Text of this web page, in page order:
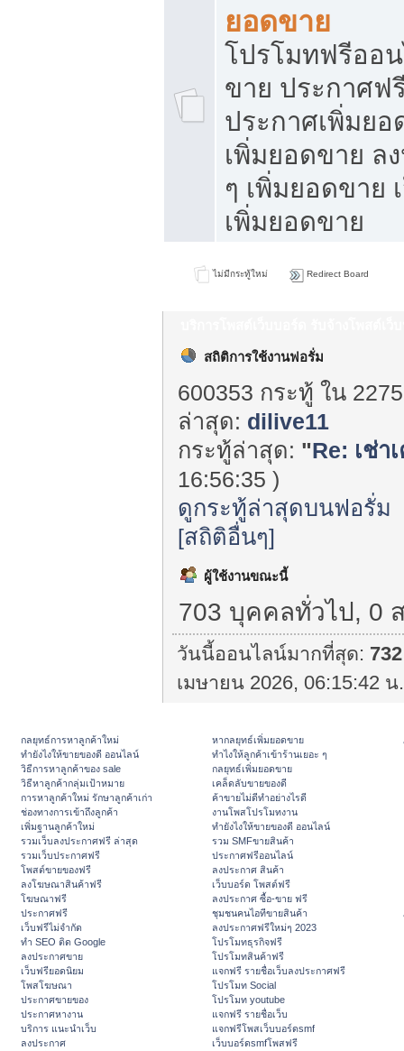
ยอดขาย
โปรโมทฟรีออ
ขาย ประกาศฟ
ประกาศเพิ่มย
เพิ่มยอดขาย ล
ๆ เพิ่มยอดขาย
เพิ่มยอดขาย
ไม่มีกระทู้ใหม่ Redirect Board
สถิติการใช้งานฟอรั่ม
600353 กระทู้ ใน
ล่าสุด: dilive11
กระทู้ล่าสุด: "Re: เช่า
16:56:35 )
ดูกระทู้ล่าสุดบนฟอรั่ม
[สถิติอื่นๆ]
ผู้ใช้งานขณะนี้
703 บุคคลทั่วไป, 0
วันนี้ออนไลน์มากที่สุด: 732
เมษายน 2026, 06:15:42 น
กลยุทธ์การหาลูกค้าใหม่
ทํายังไงให้ขายของดี ออนไลน์
วิธีการหาลูกค้าของ sale
วิธีหาลูกค้ากลุ่มเป้าหมาย
การหาลูกค้าใหม่ รักษาลูกค้าเก่า
ช่องทางการเข้าถึงลูกค้า
เพิ่มฐานลูกค้าใหม่
รวมเว็บลงประกาศฟรี ล่าสุด
รวมเว็บประกาศฟรี
โพสต์ขายของฟรี
ลงโฆษณาสินค้าฟรี
โฆษณาฟรี
ประกาศฟรี
เว็บฟรีไม่จำกัด
ทำ SEO ติด Google
ลงประกาศขาย
เว็บฟรียอดนิยม
โพสโฆษณา
ประกาศขายของ
ประกาศหางาน
บริการ แนะนำเว็บ
ลงประกาศ
หากลยุทธ์เพิ่มยอดขาย
ทําไงให้ลูกค้าเข้าร้านเยอะ ๆ
กลยุทธ์เพิ่มยอดขาย
เคล็ดลับขายของดี
ค้าขายไม่ดีทำอย่างไรดี
งานโพสโปรโมทงาน
ทํายังไงให้ขายของดี ออนไลน์
รวม SMFขายสินค้า
ประกาศฟรีออนไลน์
ลงประกาศ สินค้า
เว็บบอร์ด โพสต์ฟรี
ลงประกาศ ซื้อ-ขาย ฟรี
ชุมชนคนไอทีขายสินค้า
ลงประกาศฟรีใหม่ๆ 2023
โปรโมทธุรกิจฟรี
โปรโมทสินค้าฟรี
แจกฟรี รายชื่อเว็บลงประกาศฟรี
โปรโมท Social
โปรโมท youtube
แจกฟรี รายชื่อเว็บ
แจกฟรีโพสเว็บบอร์ดsmf
เว็บบอร์ดsmfโพสฟรี